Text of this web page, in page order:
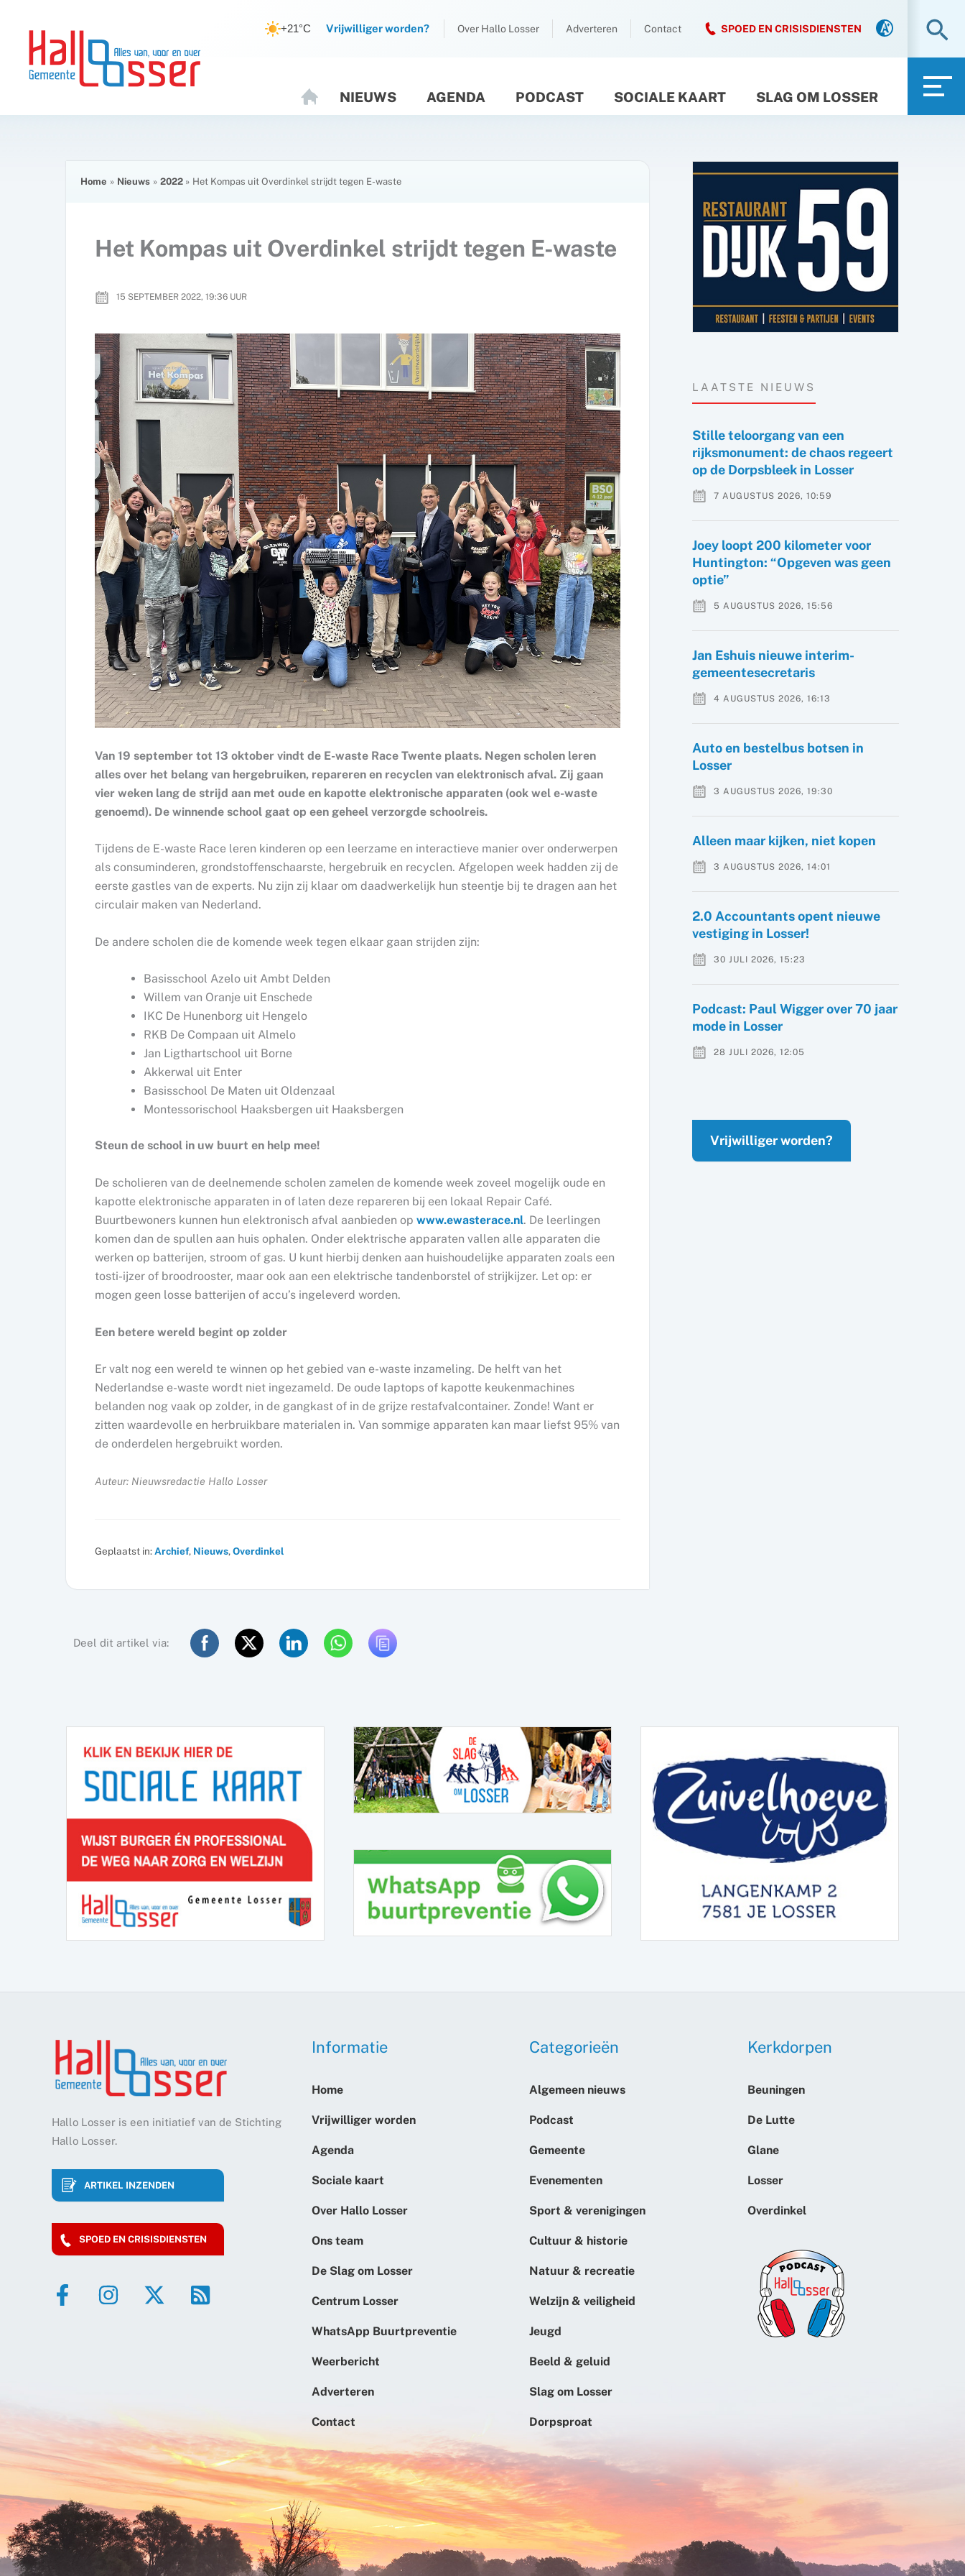
inhoud
inhoud
+21°C Vrijwilliger worden? Over Hallo Losser Adverteren Contact SPOED EN CRISISDIENSTEN
O
M
NIEUWS AGENDA PODCAST SOCIALE KAART SLAG OM LOSSER
Home Nieuws 2022 Het Kompas uit Overdinkel strijdt tegen E-waste
Het Kompas uit Overdinkel strijdt tegen E-waste
15 SEPTEMBER 2022, 19:36 UUR
Van 19 september tot 13 oktober vindt de E-waste Race Twente plaats. Negen scholen leren
alles over het belang van hergebruiken, repareren en recyclen van elektronisch afval. Zij gaan
vier weken lang de strijd aan met oude en kapotte elektronische apparaten (ook wel e-waste
genoemd). De winnende school gaat op een geheel verzorgde schoolreis.
Tijdens de E-waste Race leren kinderen op een leerzame en interactieve manier over onderwerpen
als consuminderen, grondstoffenschaarste, hergebruik en recyclen. Afgelopen week hadden zij de
eerste gastles van de experts. Nu zijn zij klaar om daadwerkelijk hun steentje bij te dragen aan het
circulair maken van Nederland.
De andere scholen die de komende week tegen elkaar gaan strijden zijn:
Basisschool Azelo uit Ambt Delden
Willem van Oranje uit Enschede
IKC De Hunenborg uit Hengelo
RKB De Compaan uit Almelo
Jan Ligthartschool uit Borne
Akkerwal uit Enter
Basisschool De Maten uit Oldenzaal
Montessorischool Haaksbergen uit Haaksbergen
Steun de school in uw buurt en help mee!
De scholieren van de deelnemende scholen zamelen de komende week zoveel mogelijk oude en
kapotte elektronische apparaten in of laten deze repareren bij een lokaal Repair Café.
Buurtbewoners kunnen hun elektronisch afval aanbieden op www.ewasterace.nl. De leerlingen
komen dan de spullen aan huis ophalen. Onder elektrische apparaten vallen alle apparaten die
werken op batterijen, stroom of gas. U kunt hierbij denken aan huishoudelijke apparaten zoals een
tosti-ijzer of broodrooster, maar ook aan een elektrische tandenborstel of strijkijzer. Let op: er
mogen geen losse batterijen of accu’s ingeleverd worden.
Een betere wereld begint op zolder
Er valt nog een wereld te winnen op het gebied van e-waste inzameling. De helft van het
Nederlandse e-waste wordt niet ingezameld. De oude laptops of kapotte keukenmachines
belanden nog vaak op zolder, in de gangkast of in de grijze restafvalcontainer. Zonde! Want er
zitten waardevolle en herbruikbare materialen in. Van sommige apparaten kan maar liefst 95% van
de onderdelen hergebruikt worden.
Auteur: Nieuwsredactie Hallo Losser
Geplaatst in: Archief, Nieuws,Overdinkel
Deel dit artikel via:
LAATSTE NIEUWS
Stille teloorgang van een
rijksmonument: de chaos regeert
op de Dorpsbleek in Losser
7 AUGUSTUS 2026, 10:59
Joey loopt 200 kilometer voor
Huntington: “Opgeven was geen
optie”
5 AUGUSTUS 2026, 15:56
Jan Eshuis nieuwe interim-
gemeentesecretaris
4 AUGUSTUS 2026, 16:13
Auto en bestelbus botsen in
Losser
3 AUGUSTUS 2026, 19:30
Alleen maar kijken, niet kopen
3 AUGUSTUS 2026, 14:01
2.0 Accountants opent nieuwe
vestiging in Losser!
30 JULI 2026, 15:23
Podcast: Paul Wigger over 70 jaar
mode in Losser
28 JULI 2026, 12:05
Vrijwilliger worden?
Hallo Losser is een initiatief van de Stichting
Hallo Losser.
ARTIKEL INZENDEN
SPOED EN CRISISDIENSTEN
Informatie
Home
Vrijwilliger worden
Agenda
Sociale kaart
Over Hallo Losser
Ons team
De Slag om Losser
Centrum Losser
WhatsApp Buurtpreventie
Weerbericht
Adverteren
Contact
Categorieën
Algemeen nieuws
Podcast
Gemeente
Evenementen
Sport & verenigingen
Cultuur & historie
Natuur & recreatie
Welzijn & veiligheid
Jeugd
Beeld & geluid
Slag om Losser
Dorpsproat
Kerkdorpen
Beuningen
De Lutte
Glane
Losser
Overdinkel